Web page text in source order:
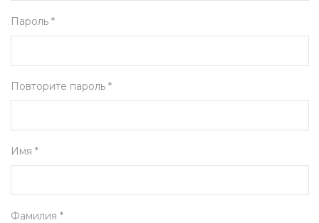
Пароль *
Повторите пароль *
Имя *
Фамилия *